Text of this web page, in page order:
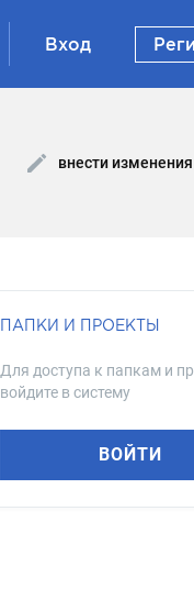
Вход
внести изменения
ПАПКИ И ПРОЕКТЫ
Для доступа к папкам и
войдите в систему
ВОЙТИ